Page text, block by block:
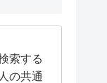
索する
の共通